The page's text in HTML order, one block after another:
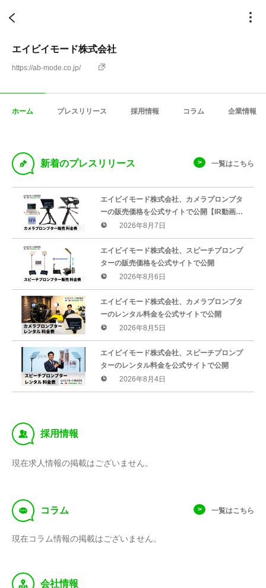
エイビイモード株式会社
https://ab-mode.co.jp/
ホーム プレスリリース 採用情報 コラム 企業情報
D 新着のプレスリリース 一覧はこちら
エイビイモード株式会社、カメラプロンプタ
ーの販売価格を公式サイトで公開【IR動画収
録・配信・コメント収録・社長メッセージ・
企業VP制作等】
2026年8月7日
エイビイモード株式会社、スピーチプロンプ
ターの販売価格を公式サイトで公開
2026年8月6日
エイビイモード株式会社、カメラプロンプタ
ーのレンタル料金を公式サイトで公開
2026年8月5日
エイビイモード株式会社、スピーチプロンプ
ターのレンタル料金を公式サイトで公開
2026年8月4日
‰ 採用情報
現在求人情報の掲載はございません。
f コラム 一覧はこちら
現在コラム情報の掲載はございません。
y 会社情報